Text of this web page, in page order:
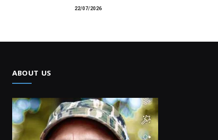
22/07/2026
ABOUT US